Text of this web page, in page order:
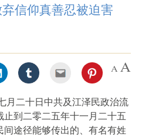
信仰真善忍被迫害
月二十日中共及江泽民政治流
到二零二五年十一月二十五
途径能够传出的、有名有姓